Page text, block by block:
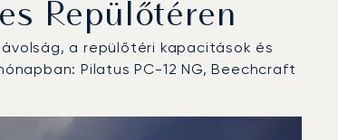
Repülőtéren
a repülőtéri kapacitások és
Pilatus PC-12 NG, Beechcraft